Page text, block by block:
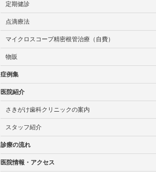
定期健診
点滴療法
マイクロスコープ精密根管治療（自費）
物販
症例集
医院紹介
さきがけ歯科クリニックの案内
スタッフ紹介
診療の流れ
医院情報・アクセス